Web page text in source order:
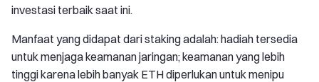
investasi terbaik saat ini.
Manfaat yang didapat dari staking adalah: hadiah tersedia
untuk menjaga keamanan jaringan; keamanan yang lebih
tinggi karena lebih banyak ETH diperlukan untuk menipu